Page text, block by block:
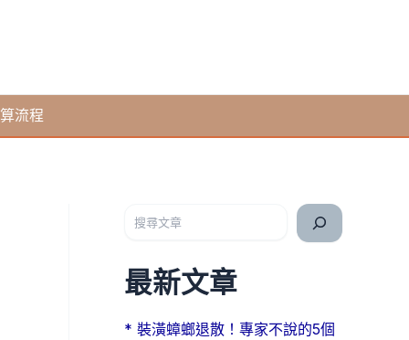
流程
最新文章
* 裝潢蟑螂退散！專家不說的5個